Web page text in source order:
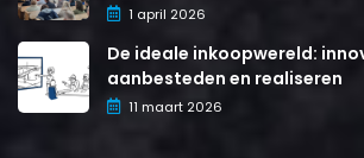
1 april 2026
De ideale inkoopwereld:
aanbesteden en realiseren
11 maart 2026